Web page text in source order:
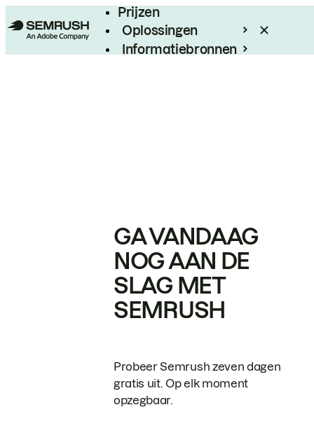
Prijzen
Oplossingen
Informatiebronnen
GA VANDAAG
NOG AAN DE
SLAG MET
SEMRUSH
Probeer Semrush zeven dagen
gratis uit. Op elk moment
opzegbaar.